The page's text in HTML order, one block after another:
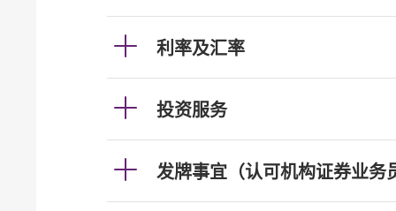
利率及汇率
投资服务
发牌事宜（认可机构证券业务